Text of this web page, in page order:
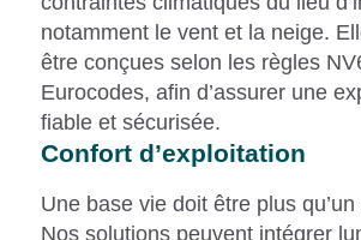
notamment le vent et la neige.
être conçues selon les règles
Eurocodes, afin d’assurer une
fiable et sécurisée.
Confort d’exploitation
Une base vie doit être plus
Nos solutions peuvent intégrer